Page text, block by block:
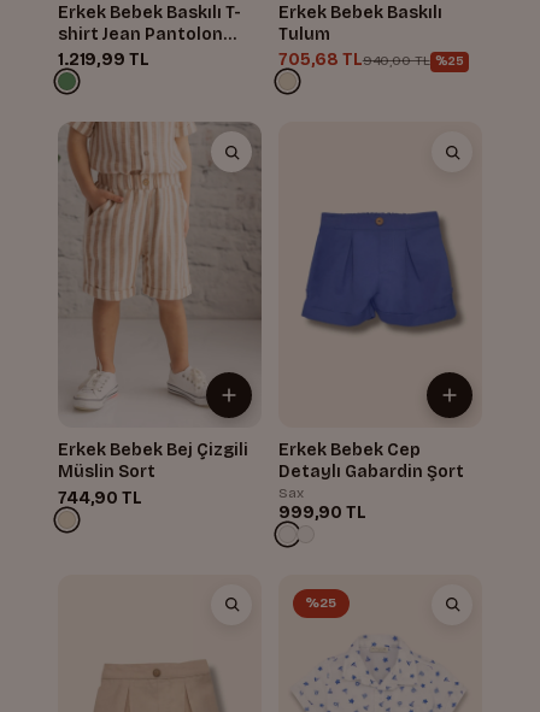
Erkek Bebek Baskılı T-
shirt Jean Pantolon
Takım
1.219,99 TL
Erkek Bebek Baskılı
Tulum
705,68 TL940,00 TL %25
Erkek Bebek Bej Çizgili
Müslin Sort
744,90 TL
Erkek Bebek Cep
Detaylı Gabardin Şort
Sax
999,90 TL
%25